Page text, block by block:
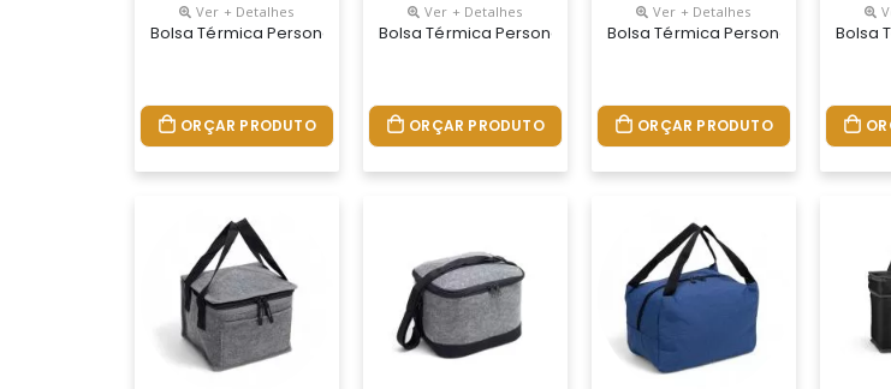
Ver + Detalhes
Bolsa Térmica Personalizada
ORÇAR PRODUTO
Ver + Detalhes
Bolsa Térmica Personalizada
ORÇAR PRODUTO
Ver + Detalhes
Bolsa Térmica Personalizada
ORÇAR PRODUTO
Bolsa